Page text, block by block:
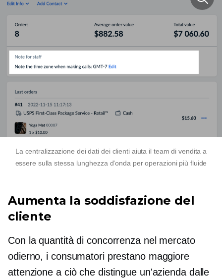
La centralizzazione dei dati dei clienti aiuta il team di vendita a
essere sulla stessa lunghezza d'onda per operazioni più fluide
Aumenta la soddisfazione del
cliente
Con la quantità di concorrenza nel mercato
odierno, i consumatori prestano maggiore
attenzione a ciò che distingue un'azienda dalle